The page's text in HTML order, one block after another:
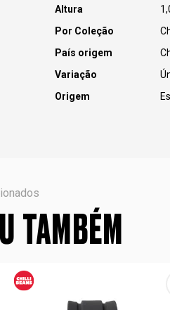
Altura
Por Coleção
País origem
Variação
Origem
TAMBÉM